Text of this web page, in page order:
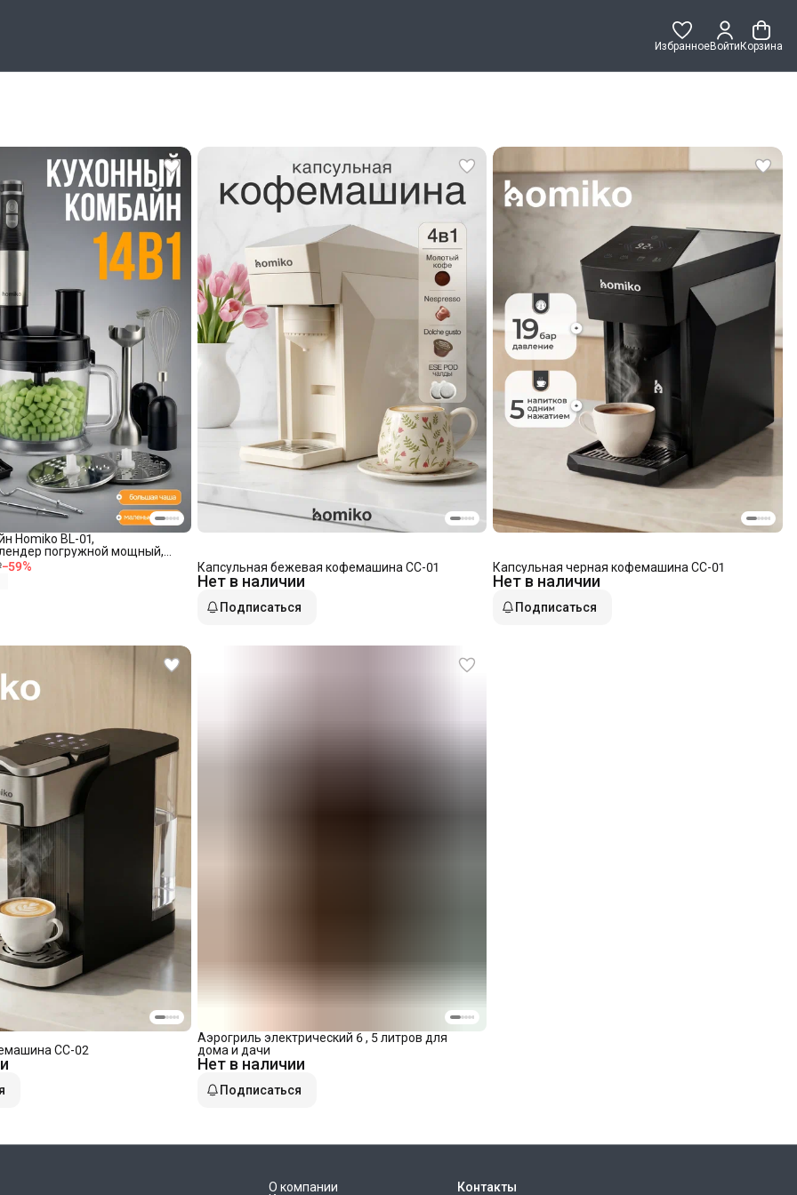
ИзбранноеВойти Корзина
−59%
Homiko BL-01,
погружной мощный,
1600 Вт, 14 в 1
Нет в наличии
Капсульная бежевая кофемашина CC-01
Подписаться
Нет в наличии
Капсульная черная кофемашина CC-01
Подписаться
СС-02
Нет в наличии
Аэрогриль электрический 6 , 5 литров для
дома и дачи
Подписаться
О компании
Контакты